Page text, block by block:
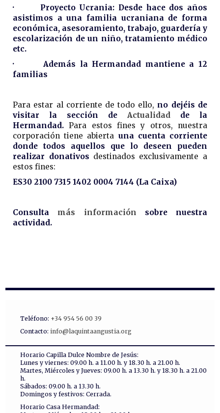
· Proyecto Ucrania: Desde hace dos años
asistimos a una familia ucraniana de forma
económica, asesoramiento, trabajo, guardería y
escolarización de un niño, tratamiento médico
etc.
· Además la Hermandad mantiene a 12
familias
Para estar al corriente de todo ello, no dejéis de
visitar la sección de Actualidad de la
Hermandad. Para estos fines y otros, nuestra
corporación tiene abierta una cuenta corriente
donde todos aquellos que lo deseen pueden
realizar donativos destinados exclusivamente a
estos fines:
ES30 2100 7315 1402 0004 7144 (La Caixa)
Consulta más información sobre nuestra
actividad.
Teléfono: +34 954 56 00 39
Contacto: info@laquintaangustia.org
Horario Capilla Dulce Nombre de Jesús:
Lunes y viernes: 09.00 h. a 11.00 h. y 18.30 h. a 21.00 h.
Martes, Miércoles y Jueves: 09.00 h. a 13.30 h. y 18.30 h. a 21.00
h.
Sábados: 09.00 h. a 13.30 h.
Domingos y festivos: Cerrada.
Horario Casa Hermandad: